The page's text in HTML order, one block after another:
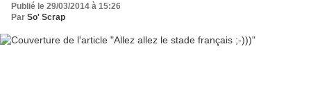
Publié le 29/03/2014 à 15:26
Par So' Scrap